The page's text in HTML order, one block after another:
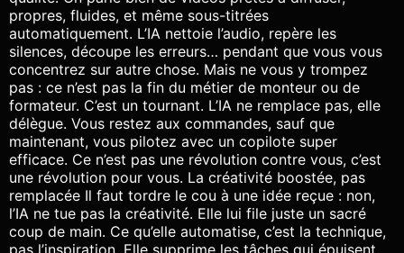
propres, fluides, et même sous-titrées
automatiquement. L’IA nettoie l’audio, repère les
silences, découpe les erreurs… pendant que vous vous
concentrez sur autre chose. Mais ne vous y trompez
pas : ce n’est pas la fin du métier de monteur ou de
formateur. C’est un tournant. L’IA ne remplace pas, elle
délègue. Vous restez aux commandes, sauf que
maintenant, vous pilotez avec un copilote super
efficace. Ce n’est pas une révolution contre vous, c’est
une révolution pour vous. La créativité boostée, pas
remplacée Il faut tordre le cou à une idée reçue : non,
l’IA ne tue pas la créativité. Elle lui file juste un sacré
coup de main. Ce qu’elle automatise, c’est la technique,
pas l’inspiration. Elle supprime les tâches qui épuisent,